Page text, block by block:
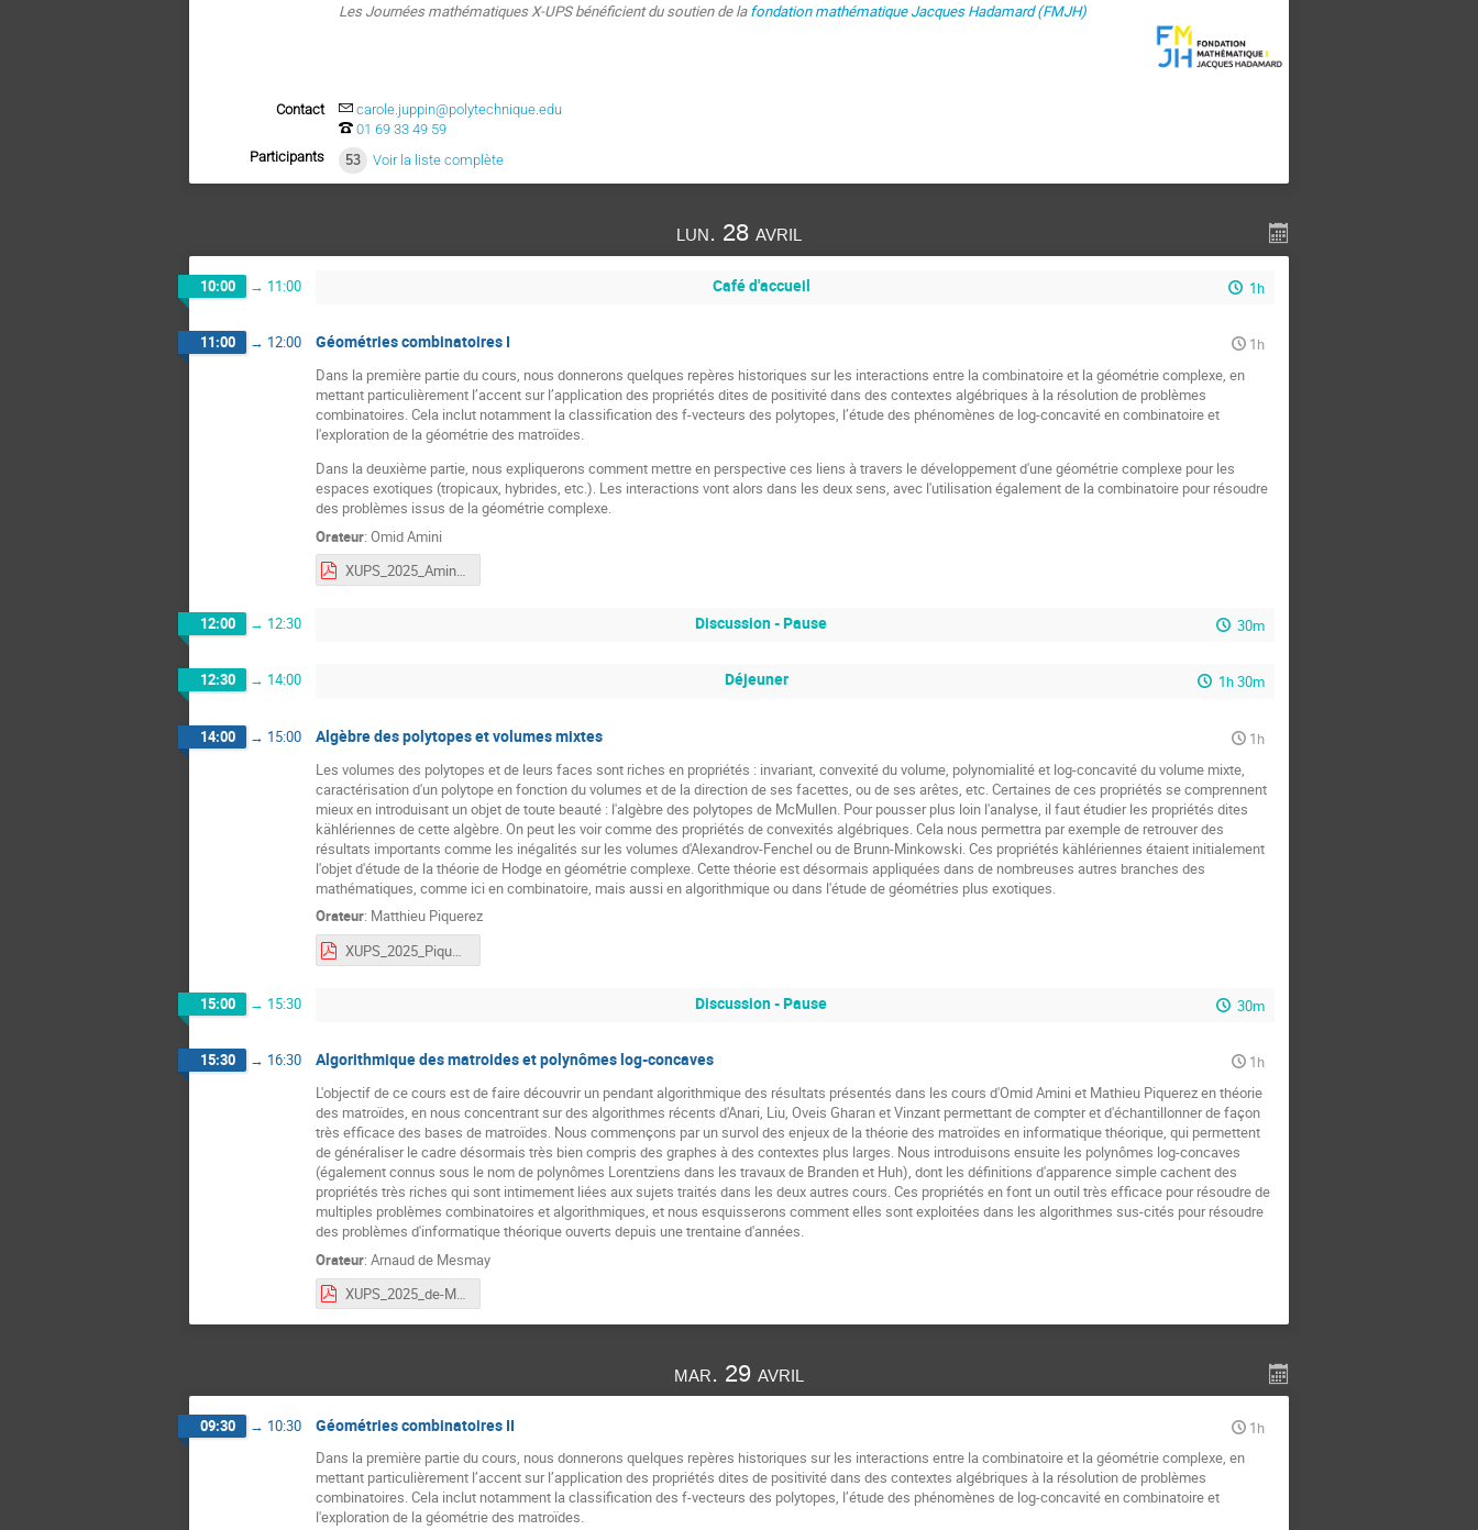
Les Journées mathématiques X-UPS bénéficient du soutien de lafondation mathématique Jacques Hadamard (FMJH)
Contact
carole.juppin@polytechnique.edu
01 69 33 49 59
Participants
53 Voir la liste complète
lun. 28 avril
10:00 → 11:00 Café d'accueil 1h
11:00 → 12:00 Géométries combinatoires I
1h
Dans la première partie du cours, nous donnerons quelques repères historiques sur les interactions entre la combinatoire et la géométrie complexe, en
mettant particulièrement l’accent sur l’application des propriétés dites de positivité dans des contextes algébriques à la résolution de problèmes
combinatoires. Cela inclut notamment la classification des f-vecteurs des polytopes, l’étude des phénomènes de log-concavité en combinatoire et
l'exploration de la géométrie des matroïdes.
Dans la deuxième partie, nous expliquerons comment mettre en perspective ces liens à travers le développement d'une géométrie complexe pour les
espaces exotiques (tropicaux, hybrides, etc.). Les interactions vont alors dans les deux sens, avec l'utilisation également de la combinatoire pour résoudre
des problèmes issus de la géométrie complexe.
Orateur: Omid Amini
XUPS_2025_Amini_v1.pdf
12:00 → 12:30 Discussion - Pause 30m
12:30 → 14:00 Déjeuner 1h 30m
14:00 → 15:00 Algèbre des polytopes et volumes mixtes
1h
Les volumes des polytopes et de leurs faces sont riches en propriétés : invariant, convexité du volume, polynomialité et log-concavité du volume mixte,
caractérisation d'un polytope en fonction du volumes et de la direction de ses facettes, ou de ses arêtes, etc. Certaines de ces propriétés se comprennent
mieux en introduisant un objet de toute beauté : l'algèbre des polytopes de McMullen. Pour pousser plus loin l'analyse, il faut étudier les propriétés dites
kählériennes de cette algèbre. On peut les voir comme des propriétés de convexités algébriques. Cela nous permettra par exemple de retrouver des
résultats importants comme les inégalités sur les volumes d'Alexandrov-Fenchel ou de Brunn-Minkowski. Ces propriétés kählériennes étaient initialement
l'objet d'étude de la théorie de Hodge en géométrie complexe. Cette théorie est désormais appliquées dans de nombreuses autres branches des
mathématiques, comme ici en combinatoire, mais aussi en algorithmique ou dans l'étude de géométries plus exotiques.
Orateur: Matthieu Piquerez
XUPS_2025_Piquerez_v1.pdf
15:00 → 15:30 Discussion - Pause 30m
15:30 → 16:30 Algorithmique des matroides et polynômes log-concaves
1h
L'objectif de ce cours est de faire découvrir un pendant algorithmique des résultats présentés dans les cours d'Omid Amini et Mathieu Piquerez en théorie
des matroïdes, en nous concentrant sur des algorithmes récents d'Anari, Liu, Oveis Gharan et Vinzant permettant de compter et d'échantillonner de façon
très efficace des bases de matroïdes. Nous commençons par un survol des enjeux de la théorie des matroïdes en informatique théorique, qui permettent
de généraliser le cadre désormais très bien compris des graphes à des contextes plus larges. Nous introduisons ensuite les polynômes log-concaves
(également connus sous le nom de polynômes Lorentziens dans les travaux de Branden et Huh), dont les définitions d'apparence simple cachent des
propriétés très riches qui sont intimement liées aux sujets traités dans les deux autres cours. Ces propriétés en font un outil très efficace pour résoudre de
multiples problèmes combinatoires et algorithmiques, et nous esquisserons comment elles sont exploitées dans les algorithmes sus-cités pour résoudre
des problèmes d'informatique théorique ouverts depuis une trentaine d'années.
Orateur: Arnaud de Mesmay
XUPS_2025_de-Mesmay_v1.pdf
mar. 29 avril
09:30 → 10:30 Géométries combinatoires II
1h
Dans la première partie du cours, nous donnerons quelques repères historiques sur les interactions entre la combinatoire et la géométrie complexe, en
mettant particulièrement l’accent sur l’application des propriétés dites de positivité dans des contextes algébriques à la résolution de problèmes
combinatoires. Cela inclut notamment la classification des f-vecteurs des polytopes, l’étude des phénomènes de log-concavité en combinatoire et
l'exploration de la géométrie des matroïdes.